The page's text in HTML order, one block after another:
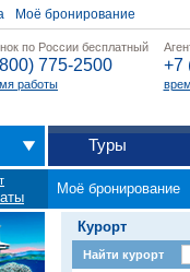
Моё бронирование
по России бесплатный
775-2500
работы
+7
Туры
Моё бронирование
Курорт
Найти курорт